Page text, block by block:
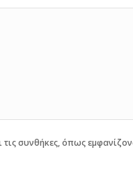
συνθήκες, όπως